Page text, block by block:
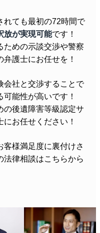
れても最初の72時間で
放が実現可能です！
ための示談交渉や警察
護士にお任せを！
会社と交渉することで
可能性が高いです！
の後遺障害等級認定サ
お任せください！
客様満足度に裏付けさ
法律相談はこちらから